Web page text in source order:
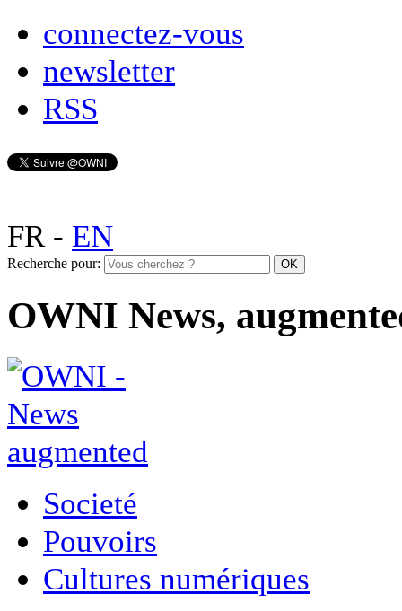
connectez-vous
newsletter
RSS
FR- EN
Recherche pour:
OWNI News,
Societé
Pouvoirs
Cultures numériques